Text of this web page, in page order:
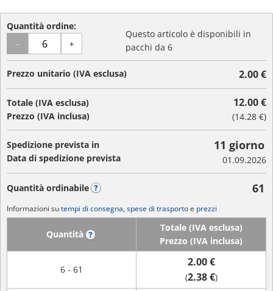
Quantità ordine:
- +
Questo articolo è disponibili in
pacchi da 6
Prezzo unitario (IVA esclusa) 2.00 €
Totale (IVA esclusa)
Prezzo (IVA inclusa)
12.00 €
(14.28 €)
Spedizione prevista in
Data di spedizione prevista
11 giorno
01.09.2026
Quantità ordinabile 61
Informazioni sutempi di consegna, spese di trasportoe prezzi
Quantità
Totale (IVA esclusa)
Prezzo (IVA inclusa)
6 - 61
2.00 €
(2.38 €)